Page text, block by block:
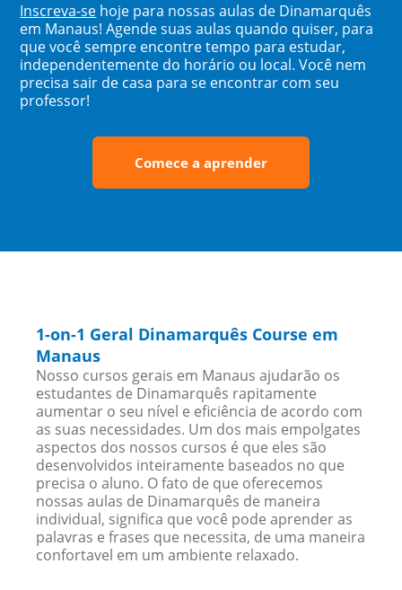
Inscreva-se hoje para nossas aulas de Dinamarquês
em Manaus! Agende suas aulas quando quiser, para
que você sempre encontre tempo para estudar,
independentemente do horário ou local. Você nem
precisa sair de casa para se encontrar com seu
professor!
Comece a aprender
1-on-1 Geral Dinamarquês Course em
Manaus
Nosso cursos gerais em Manaus ajudarão os
estudantes de Dinamarquês rapitamente
aumentar o seu nível e eficiência de acordo com
as suas necessidades. Um dos mais empolgates
aspectos dos nossos cursos é que eles são
desenvolvidos inteiramente baseados no que
precisa o aluno. O fato de que oferecemos
nossas aulas de Dinamarquês de maneira
individual, significa que você pode aprender as
palavras e frases que necessita, de uma maneira
confortavel em um ambiente relaxado.